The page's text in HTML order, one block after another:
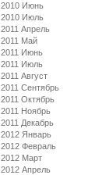
2010 Июнь
2010 Июль
2011 Апрель
2011 Май
2011 Июнь
2011 Июль
2011 Август
2011 Сентябрь
2011 Октябрь
2011 Ноябрь
2011 Декабрь
2012 Январь
2012 Февраль
2012 Март
2012 Апрель